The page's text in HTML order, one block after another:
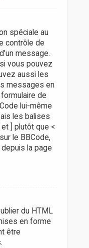
spéciale au
contrôle de
message.
vous pouvez
aussi les
messages en
de
lui-même
les balises
] plutôt que <
le BBCode,
la page
du HTML
en forme
être